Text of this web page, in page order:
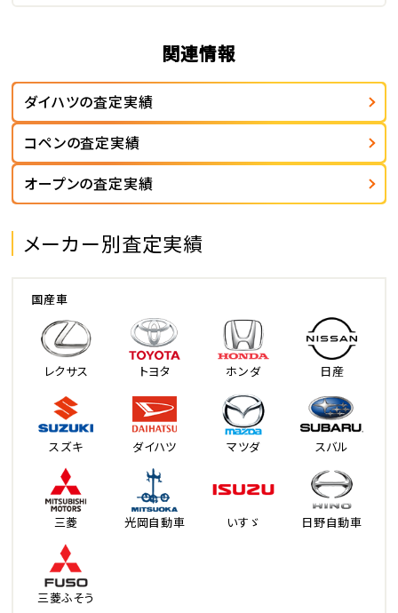
関連情報
ダイハツの査定実績
コペンの査定実績
オープンの査定実績
メーカー別査定実績
国産車
レクサス トヨタ ホンダ 日産
スズキ ダイハツ マツダ スバル
三菱 光岡自動車 いすゞ 日野自動車
三菱ふそう